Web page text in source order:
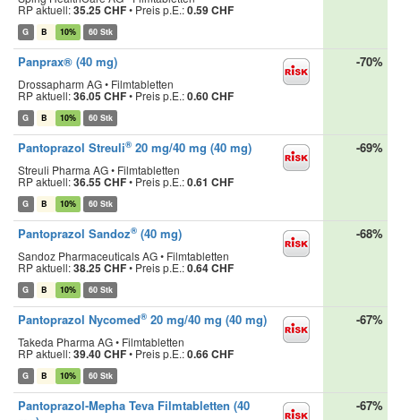
RP aktuell:35.25 CHF• Preis p.E.:0.59 CHF
G B 10% 60 Stk
Panprax® (40 mg)
Drossapharm AG • Filmtabletten
RP aktuell:36.05 CHF• Preis p.E.:0.60 CHF
G B 10% 60 Stk
-70%
Pantoprazol Streuli® 20 mg/40 mg (40 mg)
Streuli Pharma AG • Filmtabletten
RP aktuell:36.55 CHF• Preis p.E.:0.61 CHF
G B 10% 60 Stk
-69%
Pantoprazol Sandoz® (40 mg)
Sandoz Pharmaceuticals AG • Filmtabletten
RP aktuell:38.25 CHF• Preis p.E.:0.64 CHF
G B 10% 60 Stk
-68%
Pantoprazol Nycomed® 20 mg/40 mg (40 mg)
Takeda Pharma AG • Filmtabletten
RP aktuell:39.40 CHF• Preis p.E.:0.66 CHF
G B 10% 60 Stk
-67%
Pantoprazol-Mepha Teva Filmtabletten (40
-67%